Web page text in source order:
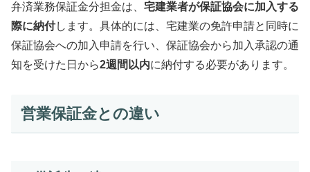
弁済業務保証金分担金は、 宅建業者が保証協会に加入する
際に納付します。具体的には、宅建業の免許申請と同時に
保証協会への加入申請を行い、保証協会から加入承認の通
知を受けた日から2週間以内に納付する必要があります。
営業保証金との違い